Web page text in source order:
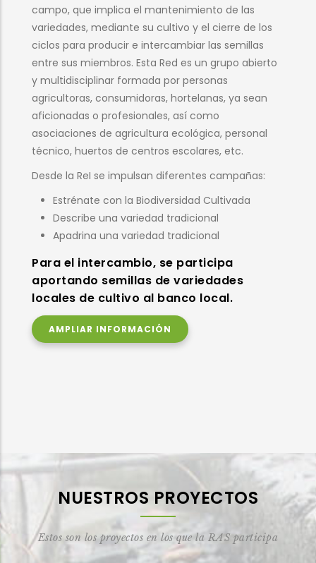
encuentro anual de personas, grupos de trabajo,
asociaciones y colectivos comprometidos con las
variedades locales, tradicionales y de intercambio
en Andalucía. En esta cita anual se abordan los
diferentes aspectos de la gestión dinámica y
comunitaria de la biodiversidad cultivada:
Semillas: recuperación, acceso y valorización
de variedades locales, tradicionales y de
intercambio.
Conocimiento: defensa del conocimiento
campesino tradicional.
Políticas públicas: impacto de las normativas y
políticas sobre la biodiversidad agrícola.
ecológica y participativa para el desarrollo y
mejora de variedades.
fomentar modelos agroalimentarios
basados en la biodiversidad cultivada.
NUESTROS PROYECTOS
Estos son los proyectos en los que la RAS participa